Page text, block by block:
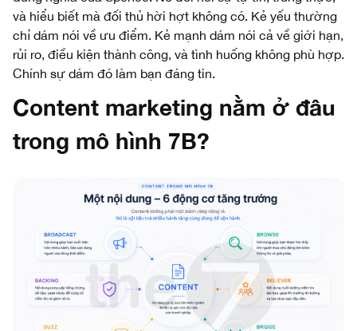
và hiểu biết mà đối thủ hời hợt không có. Kẻ yếu thường
chỉ dám nói về ưu điểm. Kẻ mạnh dám nói cả về giới hạn,
rủi ro, điều kiện thành công, và tình huống không phù hợp.
Chính sự dám đó làm bạn đáng tin.
Content marketing nằm ở đâu
trong mô hình 7B?